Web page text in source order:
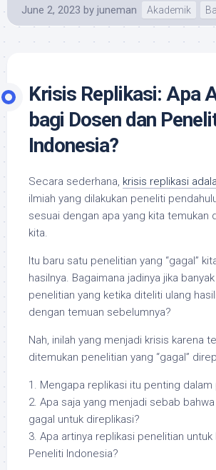
June 2, 2023 by juneman Akademik
Krisis Replikasi: Apa
bagi Dosen dan
Indonesia?
Secara sederhana, krisis replikasi
ilmiah yang dilakukan peneliti
sesuai dengan apa yang kita temukan
kita.
Itu baru satu penelitian yang “gagal”
hasilnya. Bagaimana jadinya jika
penelitian yang ketika diteliti ulang
dengan temuan sebelumnya?
Nah, inilah yang menjadi krisis karena
ditemukan penelitian yang “gagal”
1. Mengapa replikasi itu penting dalam
2. Apa saja yang menjadi sebab
gagal untuk direplikasi?
3. Apa artinya replikasi penelitian untuk
Peneliti Indonesia?